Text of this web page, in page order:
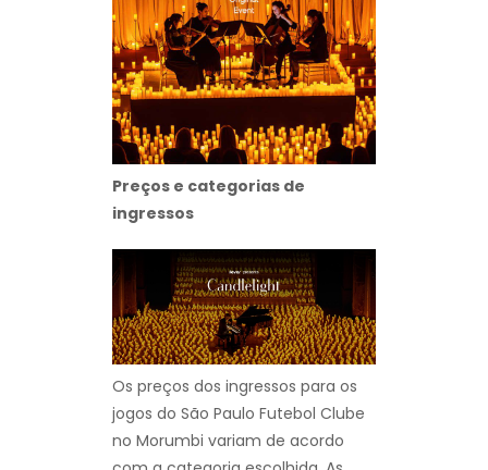
Preços e categorias de
ingressos
Os preços dos ingressos para os
jogos do São Paulo Futebol Clube
no Morumbi variam de acordo